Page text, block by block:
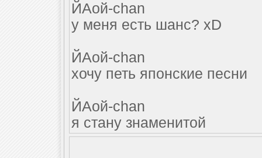
ЙАой-chan
у меня есть шанс? xD
ЙАой-chan
хочу петь японские песни
ЙАой-chan
я стану знаменитой